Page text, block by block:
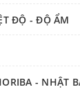
ĐỘ - ĐỘ ẨM
- NHẬT